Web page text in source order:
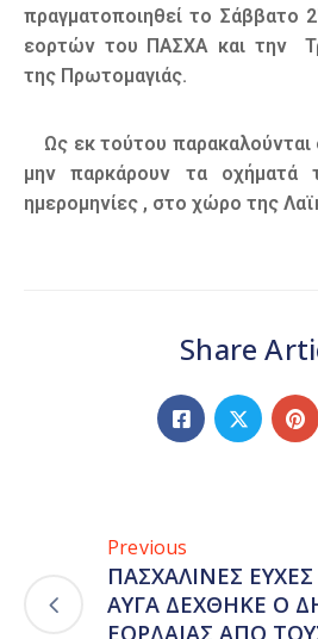
πραγματοποιηθεί το Σάββατο
εορτών του ΠΑΣΧΑ και την
της Πρωτομαγιάς.
Ως εκ τούτου παρακαλούνται
μην παρκάρουν τα οχήματά
ημερομηνίες , στο χώρο της
Share
Previous
ΠΑΣΧΑΛΙΝΕΣ
ΑΥΓΑ ΔΕΧΘΗΚΕ Ο
ΕΟΡΔΑΙΑΣ ΑΠΟ